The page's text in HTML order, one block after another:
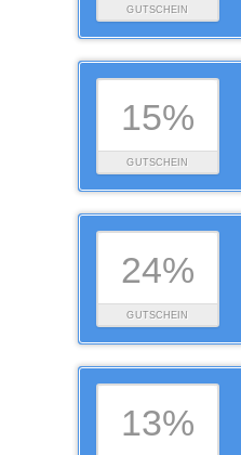
GUTSCHEIN
15%
GUTSCHEIN
24%
GUTSCHEIN
13%